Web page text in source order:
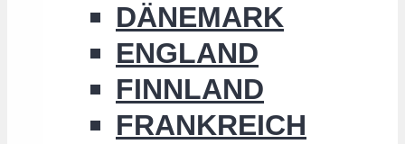
DÄNEMARK
ENGLAND
FINNLAND
FRANKREICH